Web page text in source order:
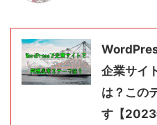
企業サイ
は？この
す【2023